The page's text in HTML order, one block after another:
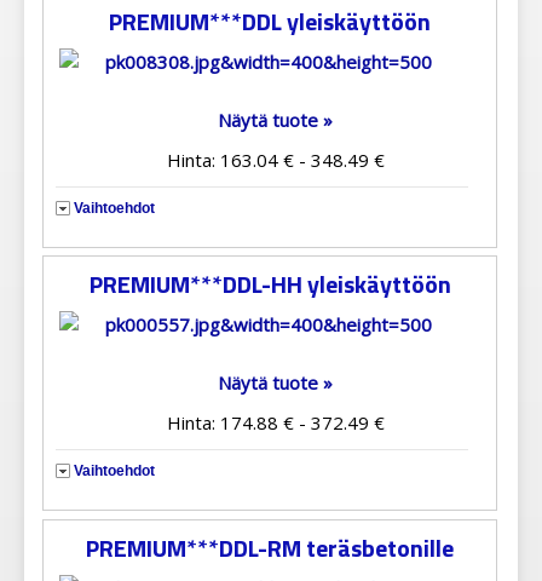
PREMIUM***DDL yleiskäyttöön
Näytä tuote »
Hinta: 163.04 € - 348.49 €
Vaihtoehdot
PREMIUM***DDL-HH yleiskäyttöön
Näytä tuote »
Hinta: 174.88 € - 372.49 €
Vaihtoehdot
PREMIUM***DDL-RM teräsbetonille